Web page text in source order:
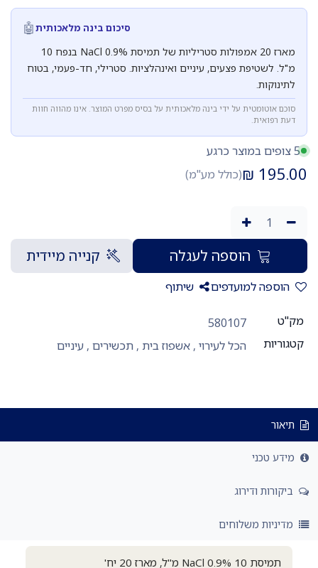
סיכום בינה מלאכותית🤖
מארז 20 אמפולות סטריליות של תמיסת NaCl 0.9% בנפח 10
מ"ל. לשטיפת פצעים, עיניים ואינהלציות. סטרילי, חד-פעמי, בטוח
לתינוקות.
סוכם אוטומטית על ידי בינה מלאכותית על בסיס מפרט המוצר. אינו מהווה חוות
דעת רפואית.
5 צופים במוצר כרגע
195.00
₪(כולל מע"מ)
הוספה לעגלה קנייה מיידית
הוספה למועדפים שיתוף
מק"ט
580107
קטגוריות
הכל לעירוי, אשפוז בית , תכשירים, עיניים
תיאור
מידע טכני
ביקורות ודירוג
מדיניות משלוחים
תמיסת NaCl 0.9% 10 מ"ל, מארז 20 יח'